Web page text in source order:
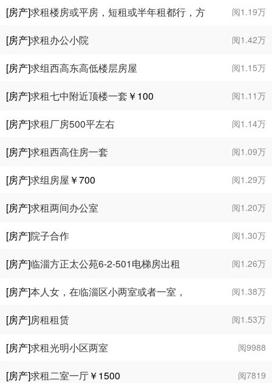
阅1.19万
[房产]求租楼房或平房，短租或半年租都行，方
便做饭，最好带空调
阅1.42万
[房产]求租办公小院
阅1.15万
[房产]求组西高东高低楼层房屋
阅1.11万
[房产]求租七中附近顶楼一套 ￥100
阅1.14万
[房产]求租厂房500平左右
阅1.09万
[房产]求租西高住房一套
阅1.29万
[房产]求组房屋 ￥700
阅1.20万
[房产]求租两间办公室
阅1.30万
[房产]院子合作
阅1.26万
[房产]临淄方正太公苑6-2-501电梯房出租
￥1400
阅1.38万
[房产]本人女，在临淄区小两室或者一室，
￥1000
阅1.53万
[房产]房租租赁
阅9988
[房产]求租光明小区两室
阅7819
[房产]求租二室一厅￥1500